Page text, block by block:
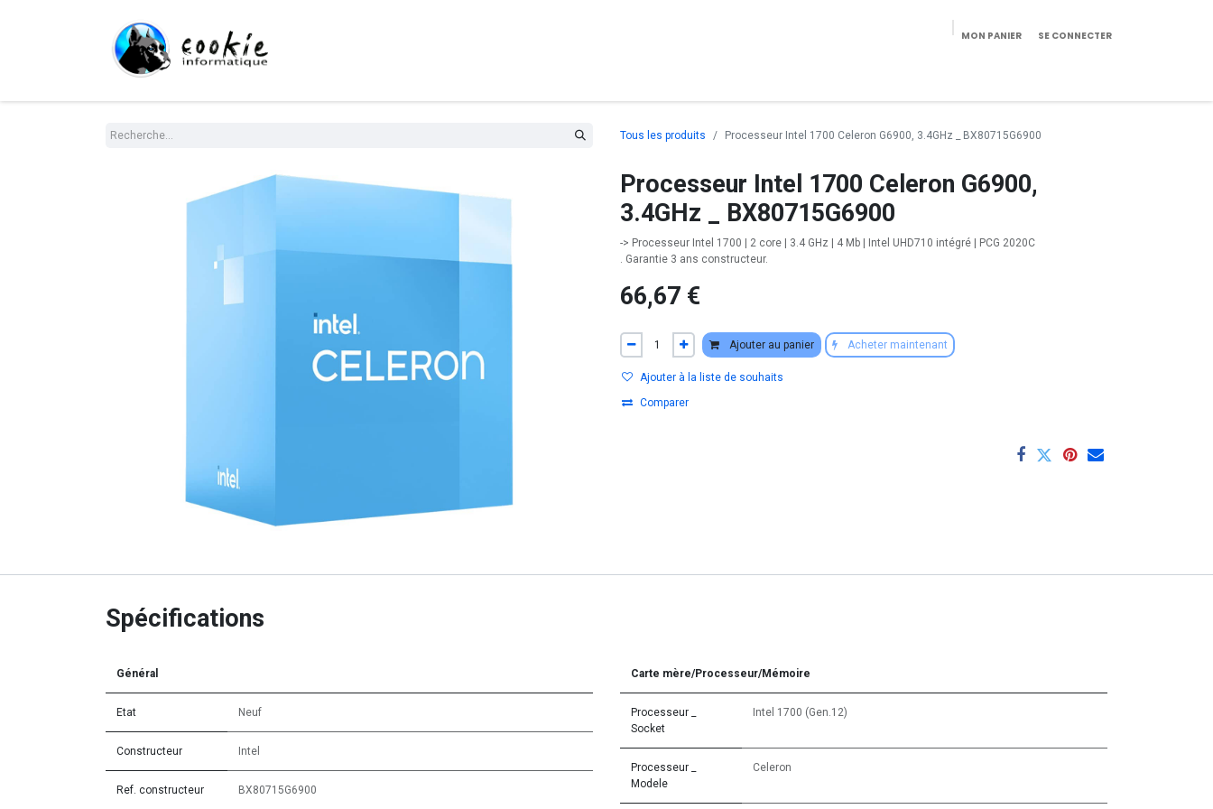
MON PANIER SE CONNECTER
Tous les produits Processeur Intel 1700 Celeron G6900, 3.4GHz _ BX80715G6900
Processeur Intel 1700 Celeron G6900,
3.4GHz _ BX80715G6900
-> Processeur Intel 1700 | 2 core | 3.4 GHz | 4 Mb | Intel UHD710 intégré | PCG 2020C
. Garantie 3 ans constructeur.
66,67 €
Ajouter au panier Acheter maintenant
Ajouter à la liste de souhaits
Comparer
Spécifications
Général
Etat Neuf
Constructeur Intel
Ref. constructeur BX80715G6900
Carte mère/Processeur/Mémoire
Processeur _
Socket
Intel 1700 (Gen.12)
Processeur _
Modele
Celeron